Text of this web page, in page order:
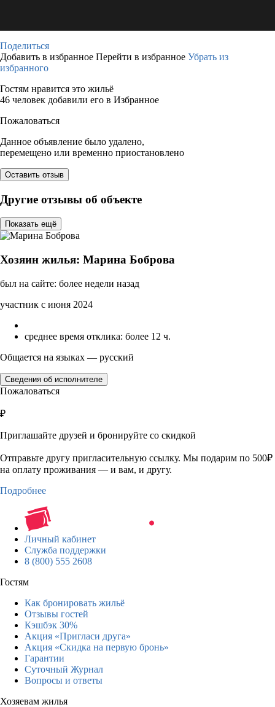
Поделиться
Добавить в избранное Перейти в избранное Убрать из
избранного
Гостям нравится это жильё
46 человек добавили его в Избранное
Пожаловаться
Данное объявление было удалено,
перемещено или временно приостановлено
Оставить отзыв
Другие отзывы об объекте
Показать ещё
Хозяин жилья: Марина Боброва
был на сайте: более недели назад
участник с июня 2024
среднее время отклика: более 12 ч.
Общается на языках — русский
Сведения об исполнителе
Пожаловаться
₽
Приглашайте друзей и бронируйте со скидкой
Отправьте другу пригласительную ссылку. Мы подарим по 500₽
на оплату проживания — и вам, и другу.
Подробнее
Личный кабинет
Служба поддержки
8 (800) 555 2608
Гостям
Как бронировать жильё
Отзывы гостей
Кэшбэк 30%
Акция «Пригласи друга»
Акция «Скидка на первую бронь»
Гарантии
Суточный Журнал
Вопросы и ответы
Хозяевам жилья